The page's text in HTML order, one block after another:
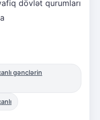
dövlət qurumları
gənclərin